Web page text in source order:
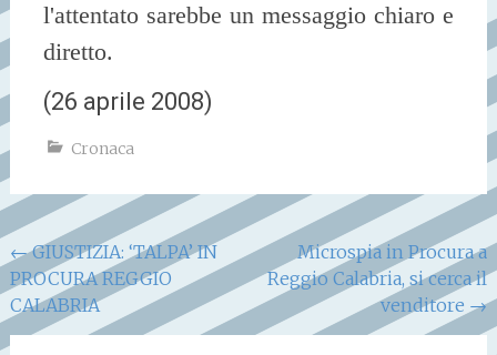
l'attentato sarebbe un messaggio chiaro e
diretto.
(26 aprile 2008)
Cronaca
Navigazione
articoli
←GIUSTIZIA: ‘TALPA’ IN
PROCURA REGGIO
CALABRIA
Microspia in Procura a
Reggio Calabria, si cerca il
venditore →